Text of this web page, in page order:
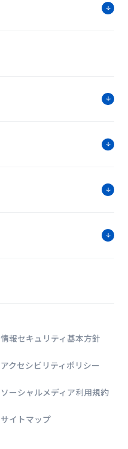
情報セキュリティ基本方針
アクセシビリティポリシー
ソーシャルメディア利用規約
サイトマップ